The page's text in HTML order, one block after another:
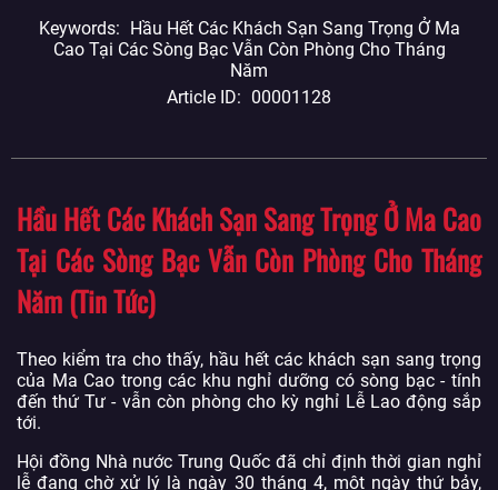
Keywords
Hầu Hết Các Khách Sạn Sang Trọng Ở Ma
Cao Tại Các Sòng Bạc Vẫn Còn Phòng Cho Tháng
Năm
Article ID
00001128
Hầu Hết Các Khách Sạn Sang Trọng Ở Ma Cao
Tại Các Sòng Bạc Vẫn Còn Phòng Cho Tháng
Năm (Tin Tức)
Theo kiểm tra cho thấy, hầu hết các khách sạn sang trọng
của Ma Cao trong các khu nghỉ dưỡng có sòng bạc - tính
đến thứ Tư - vẫn còn phòng cho kỳ nghỉ Lễ Lao động sắp
tới.
Hội đồng Nhà nước Trung Quốc đã chỉ định thời gian nghỉ
lễ đang chờ xử lý là ngày 30 tháng 4, một ngày thứ bảy,